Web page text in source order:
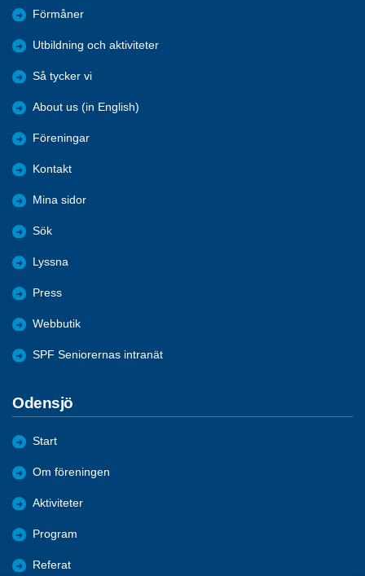
Förmåner
Utbildning och aktiviteter
Så tycker vi
About us (in English)
Föreningar
Kontakt
Mina sidor
Sök
Lyssna
Press
Webbutik
SPF Seniorernas intranät
Odensjö
Start
Om föreningen
Aktiviteter
Program
Referat